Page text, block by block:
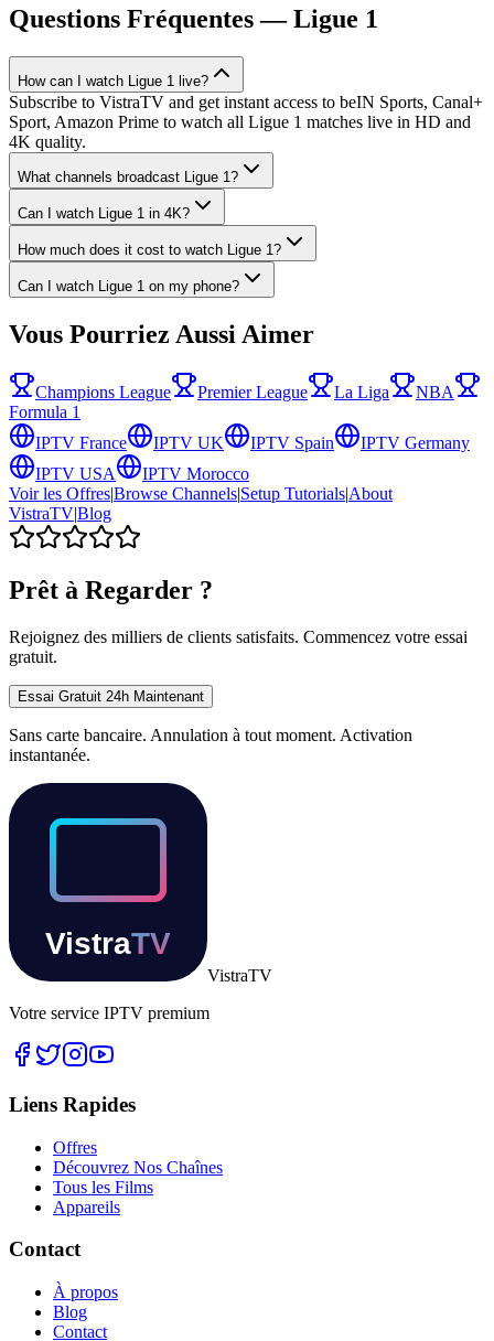
Questions Fréquentes—Ligue 1
How can I watch Ligue 1 live?
Subscribe to VistraTV and get instant access to beIN Sports, Canal+
Sport, Amazon Prime to watch all Ligue 1 matches live in HD and
4K quality.
What channels broadcast Ligue 1?
Can I watch Ligue 1 in 4K?
How much does it cost to watch Ligue 1?
Can I watch Ligue 1 on my phone?
Vous Pourriez Aussi Aimer
Champions League Premier League La Liga
NBA
Formula 1
IPTV France IPTV UK IPTV Spain IPTV Germany
IPTV USA IPTV Morocco
Voir les Offres|Browse Channels|Setup Tutorials|About
VistraTV|Blog
Prêt à Regarder ?
Rejoignez des milliers de clients satisfaits. Commencez votre essai
gratuit.
Essai Gratuit 24h Maintenant
Sans carte bancaire. Annulation à tout moment. Activation
instantanée.
VistraTV
Votre service IPTV premium
Liens Rapides
Offres
Découvrez Nos Chaînes
Tous les Films
Appareils
Contact
À propos
Blog
Contact